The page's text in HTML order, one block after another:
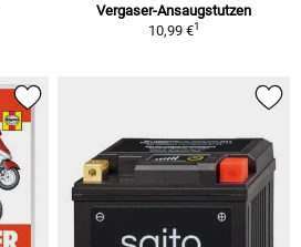
Vergaser-Ansaugstutzen
10,99 €1